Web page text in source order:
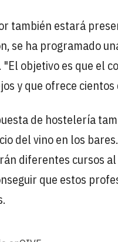
también estará
se ha programado
"El objetivo es que el
y que ofrece
de hostelería
del vino en los
diferentes cursos
que estos